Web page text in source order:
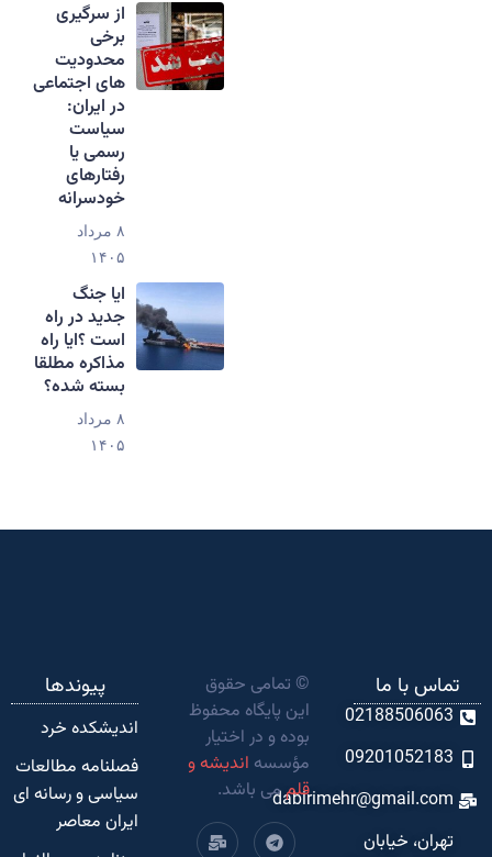
از سرگیری
برخی
محدودیت
های اجتماعی
در ایران:
سیاست
رسمی یا
رفتارهای
خودسرانه
۸ مرداد
۱۴۰۵
ایا جنگ
جدید در راه
است ؟ایا راه
مذاکره مطلقا
بسته شده؟
۸ مرداد
۱۴۰۵
تماس با ما
02188506063
09201052183
dabirimehr@gmail.com
تهران، خیابان
© تمامی حقوق
این پایگاه محفوظ
بوده و در اختیار
مؤسسه اندیشه و
قلممی باشد.
پیوندها
اندیشکده‌ خرد
فصلنامه مطالعات
سیاسی و رسانه ای
ایران معاصر